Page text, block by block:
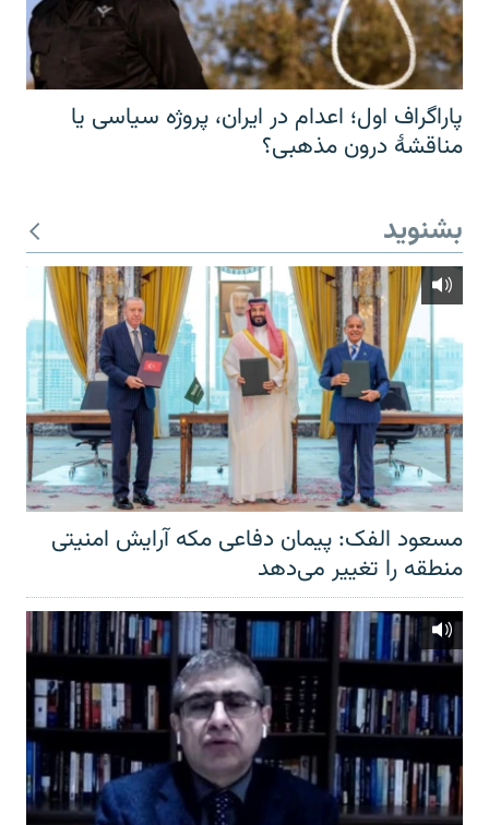
پاراگراف اول؛ اعدام در ایران، پروژه سیاسی یا
مناقشهٔ درون مذهبی؟
بشنوید
مسعود الفک: پیمان دفاعی مکه آرایش امنیتی
منطقه را تغییر می‌دهد